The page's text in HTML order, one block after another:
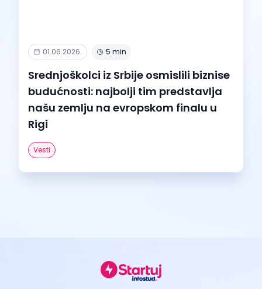
01.06.2026. 5 min
Srednjoškolci iz Srbije osmislili biznise
budućnosti: najbolji tim predstavlja
našu zemlju na evropskom finalu u
Rigi
Vesti